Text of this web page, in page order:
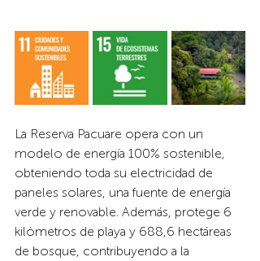
La Reserva Pacuare opera con un
modelo de energía 100% sostenible,
obteniendo toda su electricidad de
paneles solares, una fuente de energía
verde y renovable. Además, protege 6
kilómetros de playa y 688,6 hectáreas
de bosque, contribuyendo a la